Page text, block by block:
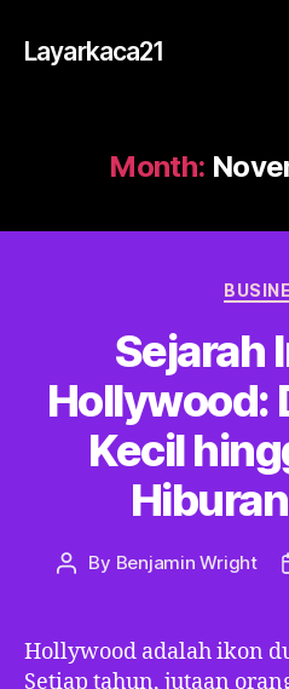
Layarkaca21
Month:
Sejarah
Hollywood:
Kecil
Post
By Benjamin Wright
Hollywood adalah ikon
Setiap tahun, jutaan